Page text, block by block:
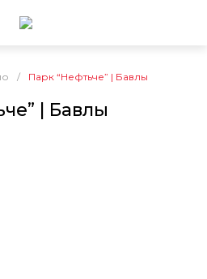
/ Парк “Нефтьче” | Бавлы
| Бавлы